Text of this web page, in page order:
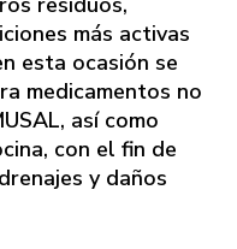
más activas
esta ocasión se
medicamentos no
así como
con el fin de
y daños